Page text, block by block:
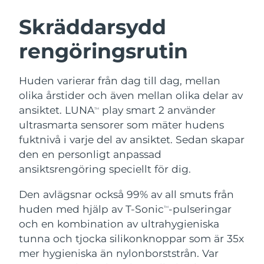
Skräddarsydd
rengöringsrutin
Huden varierar från dag till dag, mellan
olika årstider och även mellan olika delar av
ansiktet. LUNATM
play smart 2 använder
ultrasmarta sensorer som mäter hudens
fuktnivå i varje del av ansiktet. Sedan skapar
den en personligt anpassad
ansiktsrengöring speciellt för dig.
Den avlägsnar också 99% av all smuts från
huden med hjälp av T-SonicTM-pulseringar
och en kombination av ultrahygieniska
tunna och tjocka silikonknoppar som är 35x
mer hygieniska än nylonborststrån. Var
LUNA™ 4-paket
Anti-aging massage
LUNA™ 4 Plus
Massage, LED heating
LUNA™ 4 Men
For men, anti-aging massage
BEAR™ 2-paket
Microcurrent toning
BEAR™ 2 go
Microcurrent toning on-the-go
BEAR™ 2 eyes & lips
Microcurrent line smoothing device
Återfuktning
UFO™ 3-paket
Deep facial hydration
UFO™ 3 LED
Near-infrared and red light therapy
device
Munvård
issa™ 4
Hybrid silicone sonic toothbrush
issa™ 4 plus
Smart hybrid silicone sonic toothbrush
FAQ™ ANTI-AGING-BEHANDLING
Anti-aging LED-behandlingar
NEW
Österrike Förväntad leverans
Bahrain Förväntad leverans
Belgien
Bermuda Förväntad leverans8/14/26
Bosnien och
Hercegovina
Förväntad leverans 8/11/26
Brunei Förväntad leverans
Bulgarien Förväntad leverans8/8/26
Kanada Förväntad leverans8/12/26
Chile Förväntad leverans8/12/26